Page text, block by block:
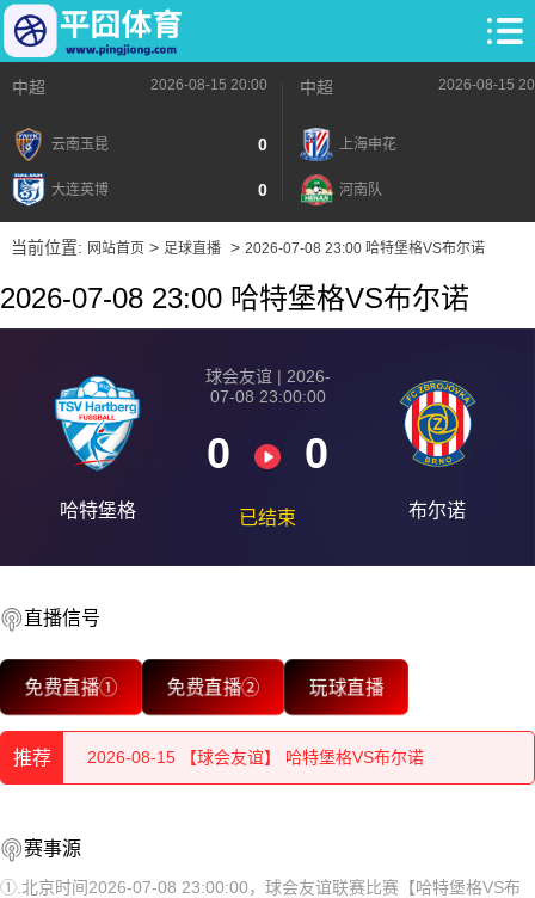
中超 2026-08-15 20:00
云南玉昆 0
大连英博 0
中超 2026-08-15
上海申花
河南队
当前位置: 网站首页> 足球直播> 2026-07-08 23:00 哈特堡格VS布尔诺
2026-07-08 23:00 哈特堡格VS布尔诺
哈特堡格
球会友谊 | 2026-
07-08 23:00:00
0 0
已结束 布尔诺
直播信号
免费直播① 免费直播② 玩球直播
推荐
2026-08-15 【球会友谊】 哈特堡格VS布尔诺
2026-08-15 【球会友谊】 哈特堡格VS布尔诺
赛事源
①.北京时间2026-07-08 23:00:00，球会友谊联赛比赛【哈特堡格VS布